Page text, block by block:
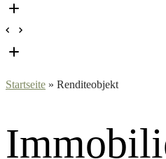
Startseite » Renditeobjekt